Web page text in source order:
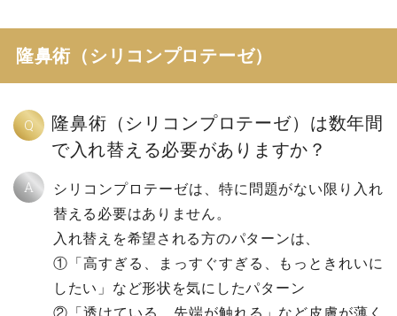
隆鼻術（シリコンプロテーゼ）
Q
隆鼻術（シリコンプロテーゼ）は数年間
で入れ替える必要がありますか？
A
シリコンプロテーゼは、特に問題がない限り入れ
替える必要はありません。
入れ替えを希望される方のパターンは、
①「高すぎる、まっすぐすぎる、もっときれいに
したい」など形状を気にしたパターン
②「透けている、先端が触れる」など皮膚が薄く